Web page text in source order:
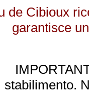
de Cibioux
garantisce
stabilimento.